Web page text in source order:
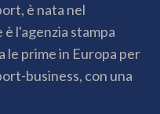
è nata nel
l'agenzia stampa
le prime in Europa per
business, con una